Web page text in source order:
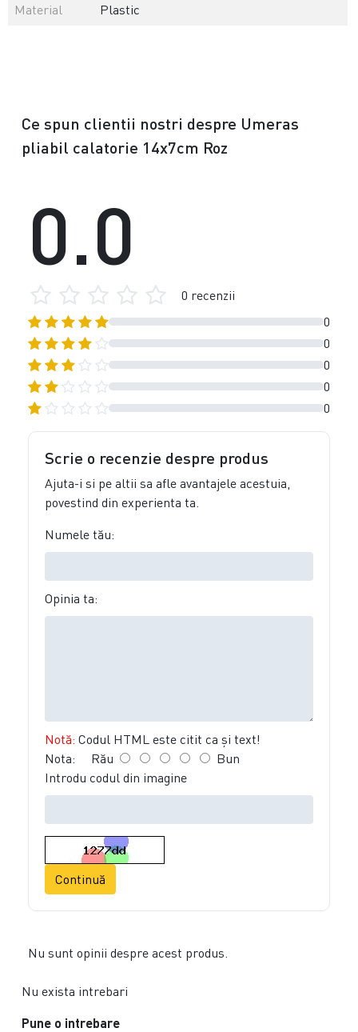
Material
Plastic
Ce spun clientii nostri despre Umeras
pliabil calatorie 14x7cm Roz
0
0
0
0
0
0.0
0 recenzii
Scrie o recenzie despre produs
Ajuta-i si pe altii sa afle avantajele acestuia,
povestind din experienta ta.
Numele tău:
Opinia ta:
Notă: Codul HTML este citit ca şi text!
Nota: Rău
Bun
Introdu codul din imagine
Continuă
Nu sunt opinii despre acest produs.
Nu exista intrebari
Pune o intrebare